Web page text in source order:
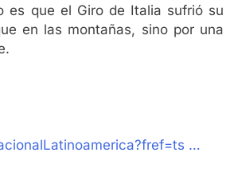
es que el Giro de Italia sufrió su
en las montañas, sino por una
…